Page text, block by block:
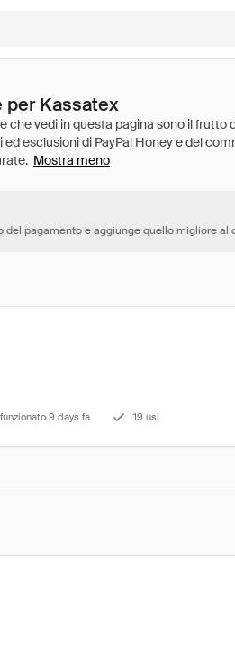
per Kassatex
Mostra meno
pagamento e aggiunge quello migliore al
9 days fa 19 usi